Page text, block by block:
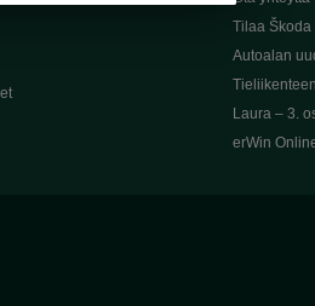
Tilaa Škoda
Autoalan
Laura – 3.
erWin